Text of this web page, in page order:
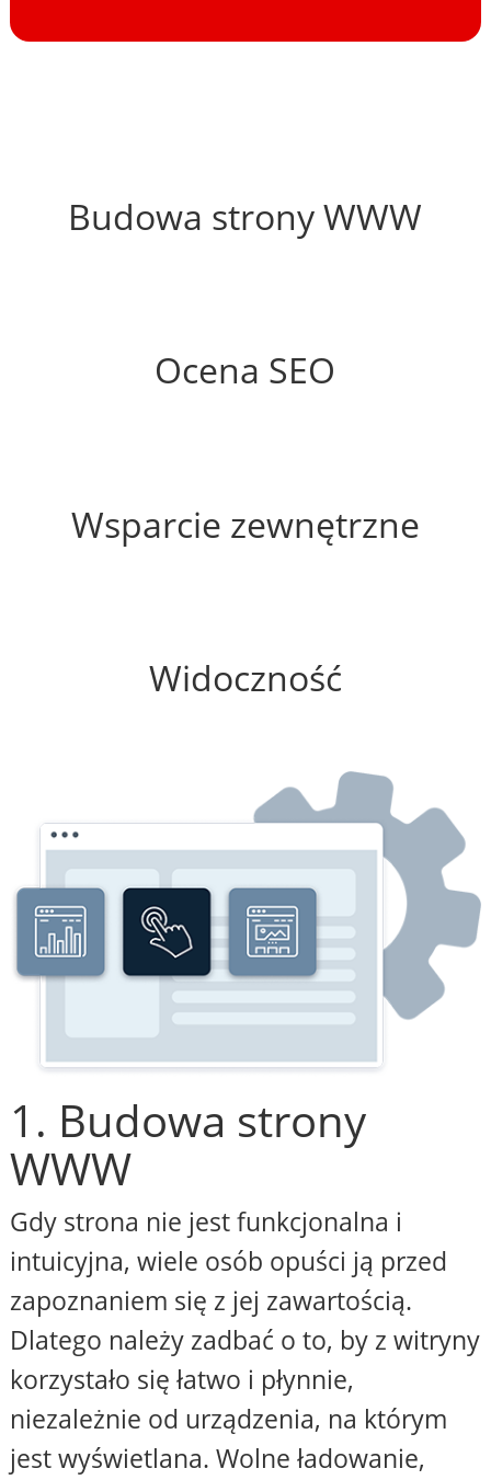
Budowa strony WWW
Ocena SEO
Wsparcie zewnętrzne
Widoczność
1. Budowa strony
WWW
Gdy strona nie jest funkcjonalna i
intuicyjna, wiele osób opuści ją przed
zapoznaniem się z jej zawartością.
Dlatego należy zadbać o to, by z witryny
korzystało się łatwo i płynnie,
niezależnie od urządzenia, na którym
jest wyświetlana. Wolne ładowanie,